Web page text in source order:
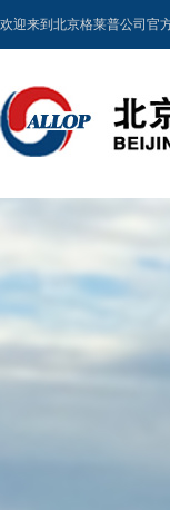
欢迎来到北京格莱普公司官